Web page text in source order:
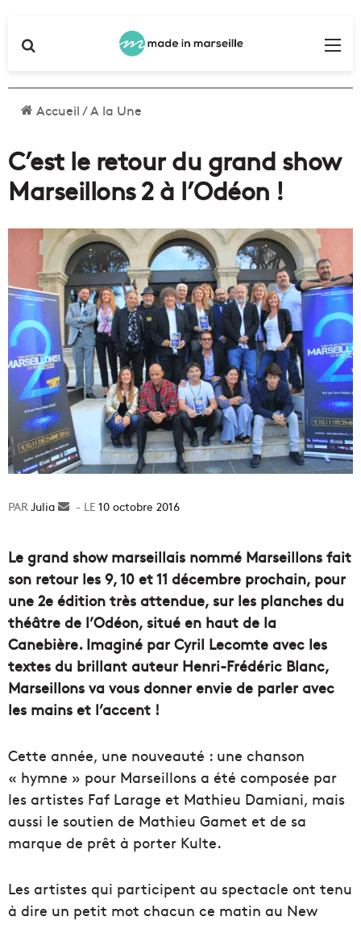
Accueil/A la Une
C’est le retour du grand show
Marseillons 2 à l’Odéon !
Julia
Envoyer10 octobre 2016
Le grand show marseillais nommé Marseillons fait
son retour les 9, 10 et 11 décembre prochain, pour
une 2e édition très attendue, sur les planches du
théâtre de l’Odéon, situé en haut de la
Canebière. Imaginé par Cyril Lecomte avec les
textes du brillant auteur Henri-Frédéric Blanc,
Marseillons va vous donner envie de parler avec
les mains et l’accent !
Cette année, une nouveauté : une chanson
« hymne » pour Marseillons a été composée par
les artistes Faf Larage et Mathieu Damiani, mais
aussi le soutien de Mathieu Gamet et de sa
marque de prêt à porter Kulte.
Les artistes qui participent au spectacle ont tenu
à dire un petit mot chacun ce matin au New